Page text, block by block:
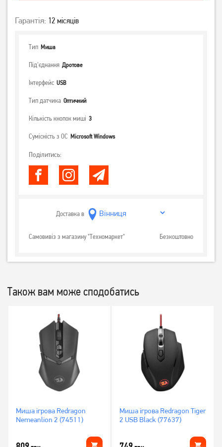
Гарантія: 12 місяців
Тип Миша
Під'єднання Дротове
Інтерфейс USB
Тип датчика Оптичний
Кількість кнопок миші 3
Сумісність з ОС Microsoft Windows
Поділитись:
Доставка в
Самовивіз з магазину "Техномаркет" Безкоштовно
Також вам може сподобатись
Миша ігрова Redragon
Nemeanlion 2 (74511)
Миша ігрова Redragon Tiger
2 USB Black (77637)